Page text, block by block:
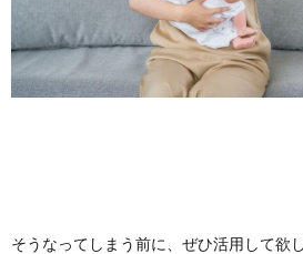
そうなってしまう前に、ぜひ活用して欲